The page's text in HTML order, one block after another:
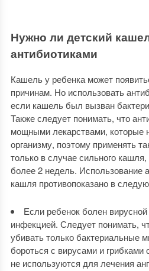
Нужно ли детский
антибиотиками
Кашель у ребенка может
причинам. Но использовать
если кашель был вызван
Также следует понимать, что
мощными лекарствами, которые
организму, поэтому применять
только в случае сильного
более 2 недель. Использование
кашля противопоказано в
Если ребенок болен
инфекцией. Следует понимать,
убивать только бактериальные
бороться с вирусами и грибками
не используются для лечения